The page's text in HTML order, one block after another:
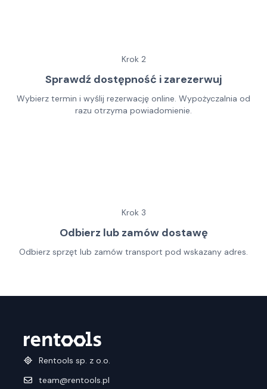
Krok 2
Sprawdź dostępność i zarezerwuj
Wybierz termin i wyślij rezerwację online. Wypożyczalnia od
razu otrzyma powiadomienie.
Krok 3
Odbierz lub zamów dostawę
Odbierz sprzęt lub zamów transport pod wskazany adres.
Rentools sp. z o.o.
team@rentools.pl